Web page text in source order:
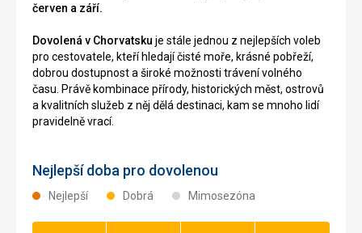
červen a září.
Dovolená v Chorvatsku je stále jednou z nejlepších voleb
pro cestovatele, kteří hledají čisté moře, krásné pobřeží,
dobrou dostupnost a široké možnosti trávení volného
času. Právě kombinace přírody, historických měst, ostrovů
a kvalitních služeb z něj dělá destinaci, kam se mnoho lidí
pravidelně vrací.
Nejlepší doba pro dovolenou
Nejlepší Dobrá Mimosezóna